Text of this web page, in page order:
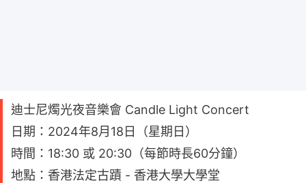
迪士尼燭光夜音樂會 Candle Light Concert
日期：2024年8月18日（星期日）
時間：18:30 或 20:30（每節時長60分鐘）
地點：香港法定古蹟 - 香港大學大學堂